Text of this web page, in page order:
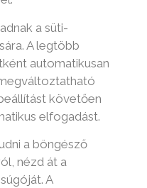
a süti-
A legtöbb
automatikusan
követően
elfogadást.
a böngésző
nézd át a
A